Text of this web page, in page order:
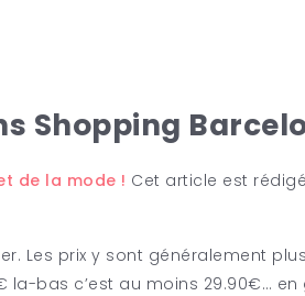
Shopping
de la mode ! Cet article est
Les prix y sont généralement
la-bas c’est au moins 29.90€…